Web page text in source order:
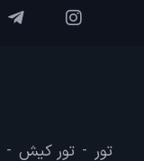
تور - تور کیش -